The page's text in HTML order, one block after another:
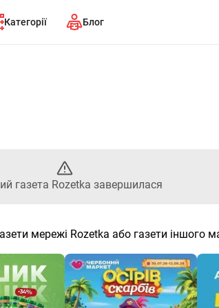
Категорії Блог
Rozetka
газета Rozetka завершилася
мережі Rozetka або газети іншого